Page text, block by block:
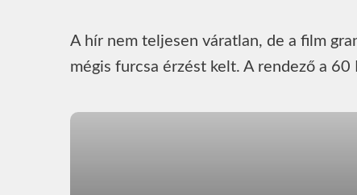
A hír nem teljesen váratlan, de a film
mégis furcsa érzést kelt. A rendező a